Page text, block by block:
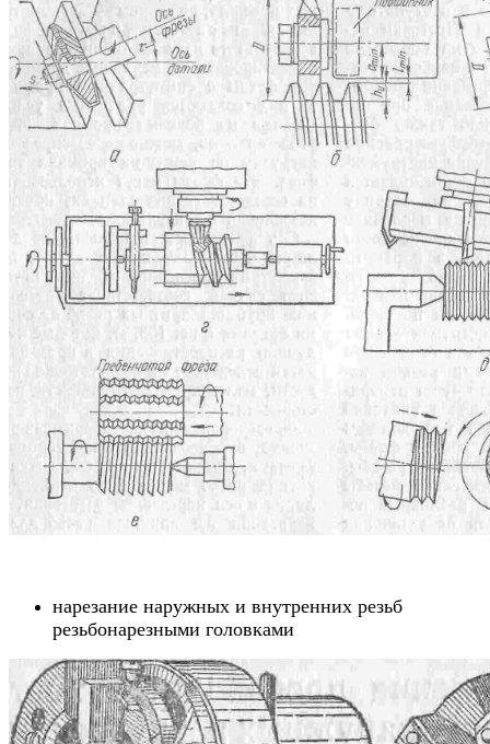
нарезание наружных и внутренних резьб
резьбонарезными головками